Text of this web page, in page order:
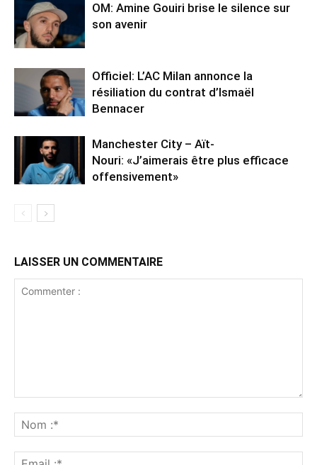
OM: Amine Gouiri brise le silence sur
son avenir
Officiel: L’AC Milan annonce la
résiliation du contrat d’Ismaël
Bennacer
Manchester City – Aït-
Nouri: «J’aimerais être plus efficace
offensivement»
LAISSER UN COMMENTAIRE